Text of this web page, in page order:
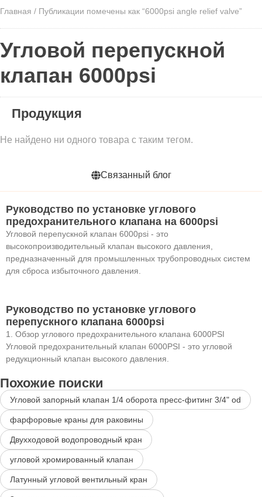
Главная / Публикации помечены как “6000psi angle relief valve”
Угловой перепускной
клапан 6000psi
Продукция
Не найдено ни одного товара с таким тегом.
Связанный блог
Руководство по установке углового
предохранительного клапана на 6000psi
Угловой перепускной клапан 6000psi - это
высокопроизводительный клапан высокого давления,
предназначенный для промышленных трубопроводных систем
для сброса избыточного давления.
Руководство по установке углового
перепускного клапана 6000psi
1. Обзор углового предохранительного клапана 6000PSI
Угловой предохранительный клапан 6000PSI - это угловой
редукционный клапан высокого давления.
Похожие поиски
Угловой запорный клапан 1/4 оборота пресс-фитинг 3/4" od
фарфоровые краны для раковины
Двухходовой водопроводный кран
угловой хромированный клапан
Латунный угловой вентильный кран